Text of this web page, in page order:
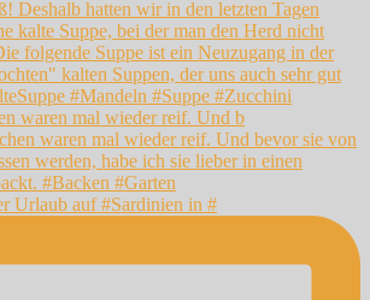
waren mal wieder reif. Und b
Urlaub auf #Sardinien in #